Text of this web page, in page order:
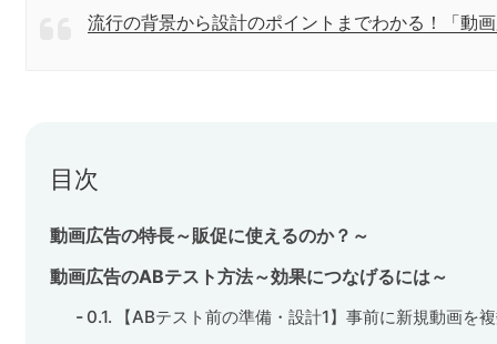
流行の背景から設計のポイントまでわかる！「動
目次
動画広告の特長～販促に使えるのか？～
動画広告のABテスト方法～効果につなげるには～
【ABテスト前の準備・設計1】事前に新規動画を